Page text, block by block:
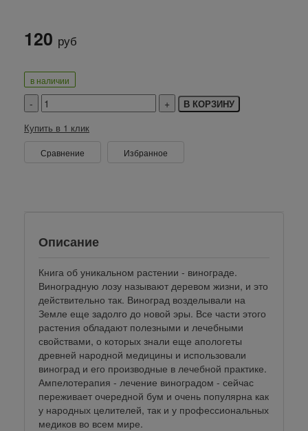
120 руб
в наличии
В КОРЗИНУ
Купить в 1 клик
Сравнение Избранное
Описание
Книга об уникальном растении - винограде.
Виноградную лозу называют деревом жизни, и это
действительно так. Виноград возделывали на
Земле еще задолго до новой эры. Все части этого
растения обладают полезными и лечебными
свойствами, о которых знали еще апологеты
древней народной медицины и использовали
виноград и его производные в лечебной практике.
Ампелотерапия - лечение виноградом - сейчас
переживает очередной бум и очень популярна как
у народных целителей, так и у профессиональных
медиков во всем мире.